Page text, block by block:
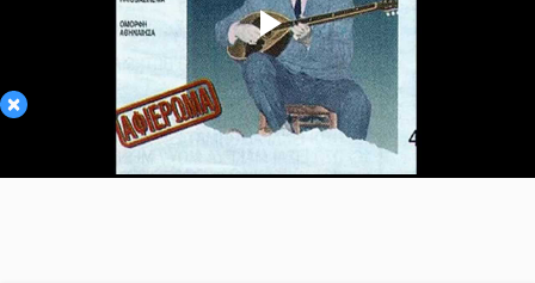
×
Play
Video